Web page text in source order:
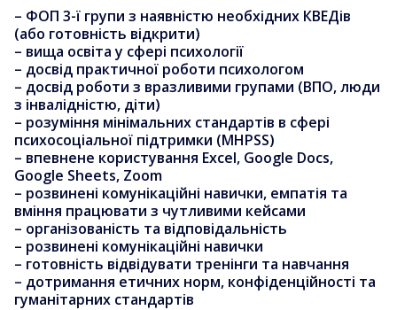
– ФОП 3-ї групи з наявністю необхідних КВЕДів
(або готовність відкрити)
– вища освіта у сфері психології
– досвід практичної роботи психологом
– досвід роботи з вразливими групами (ВПО, люди
з інвалідністю, діти)
– розуміння мінімальних стандартів в сфері
психосоціальної підтримки (MHPSS)
– впевнене користування Excel, Google Docs,
Google Sheets, Zoom
– розвинені комунікаційні навички, емпатія та
вміння працювати з чутливими кейсами
– організованість та відповідальність
– розвинені комунікаційні навички
– готовність відвідувати тренінги та навчання
– дотримання етичних норм, конфіденційності та
гуманітарних стандартів